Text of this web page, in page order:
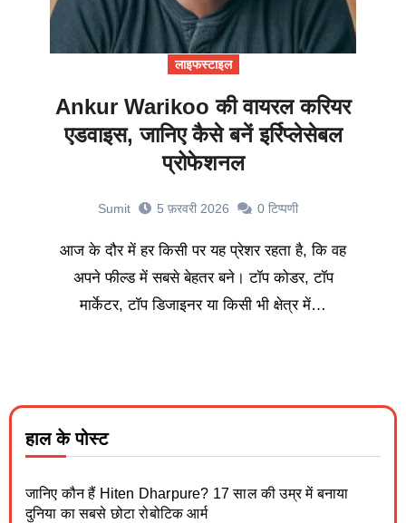
लाइफस्टाइल
Ankur Warikoo की वायरल करियर
एडवाइस, जानिए कैसे बनें इर्रिप्लेसेबल
प्रोफेशनल
Sumit 5 फ़रवरी 2026 0 टिप्पणी
आज के दौर में हर किसी पर यह प्रेशर रहता है, कि वह
अपने फील्ड में सबसे बेहतर बने। टॉप कोडर, टॉप
मार्केटर, टॉप डिजाइनर या किसी भी क्षेत्र में…
हाल के पोस्ट
जानिए कौन हैं Hiten Dharpure? 17 साल की उम्र में बनाया
दुनिया का सबसे छोटा रोबोटिक आर्म